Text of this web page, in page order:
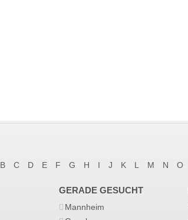
B C D E F G H I J K L M N O
GERADE GESUCHT
Mannheim